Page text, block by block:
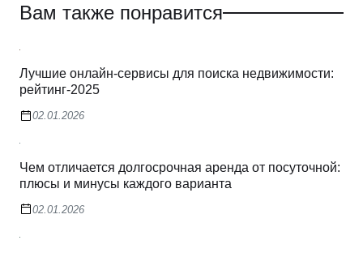
Вам также понравится
Лучшие онлайн-сервисы для поиска недвижимости:
рейтинг-2025
02.01.2026
Чем отличается долгосрочная аренда от посуточной:
плюсы и минусы каждого варианта
02.01.2026